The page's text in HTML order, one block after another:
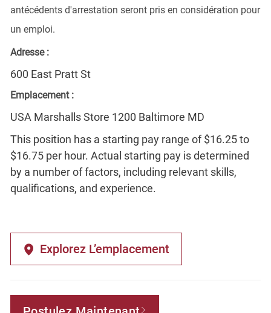
antécédents d'arrestation seront pris en considération pour
un emploi.
Adresse :
600 East Pratt St
Emplacement :
USA Marshalls Store 1200 Baltimore MD
This position has a starting pay range of $16.25 to
$16.75 per hour. Actual starting pay is determined
by a number of factors, including relevant skills,
qualifications, and experience.
Explorez L’emplacement